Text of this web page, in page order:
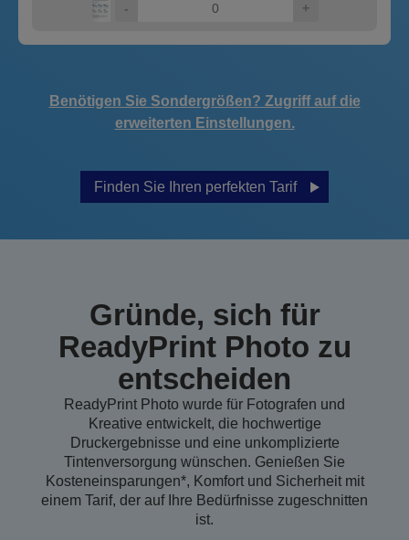
- +
Benötigen Sie Sondergrößen? Zugriff auf die
erweiterten Einstellungen.
Finden Sie Ihren perfekten Tarif
Gründe, sich für
ReadyPrint Photo zu
entscheiden
ReadyPrint Photo wurde für Fotografen und
Kreative entwickelt, die hochwertige
Druckergebnisse und eine unkomplizierte
Tintenversorgung wünschen. Genießen Sie
Kosteneinsparungen*, Komfort und Sicherheit mit
einem Tarif, der auf Ihre Bedürfnisse zugeschnitten
ist.